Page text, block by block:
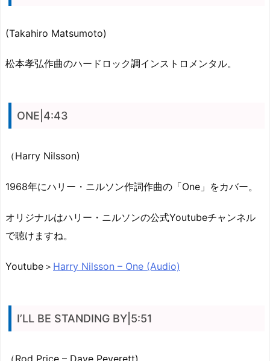
(Takahiro Matsumoto)
松本孝弘作曲のハードロック調インストロメンタル。
ONE|4:43
（Harry Nilsson)
1968年にハリー・ニルソン作詞作曲の「One」をカバー。
オリジナルはハリー・ニルソンの公式Youtubeチャンネル
で聴けますね。
Youtube＞ Harry Nilsson – One (Audio)
I’LL BE STANDING BY|5:51
（Rod Price – Dave Peverett)